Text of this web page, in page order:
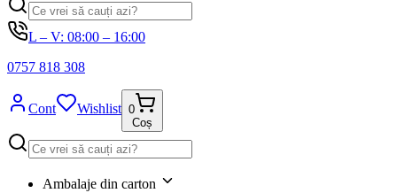
L – V: 08:00 – 16:00
0757 818 308
Cont Wishlist 0
Coș
Ambalaje din carton